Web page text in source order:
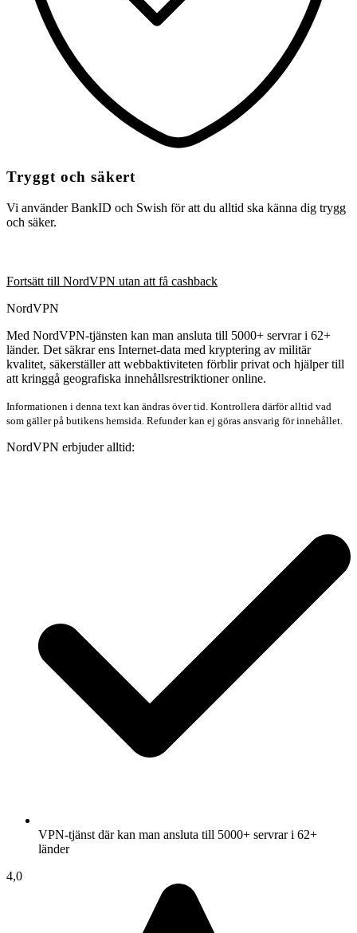
Tryggt och säkert
Vi använder BankID och Swish för att du alltid ska känna dig trygg
och säker.
Fortsätt till NordVPN utan att få cashback
NordVPN
Med NordVPN-tjänsten kan man ansluta till 5000+ servrar i 62+
länder. Det säkrar ens Internet-data med kryptering av militär
kvalitet, säkerställer att webbaktiviteten förblir privat och hjälper till
att kringgå geografiska innehållsrestriktioner online.
Informationen i denna text kan ändras över tid. Kontrollera därför alltid vad
som gäller på butikens hemsida. Refunder kan ej göras ansvarig för innehållet.
NordVPN erbjuder alltid:
VPN-tjänst där kan man ansluta till 5000+ servrar i 62+
länder
4,0